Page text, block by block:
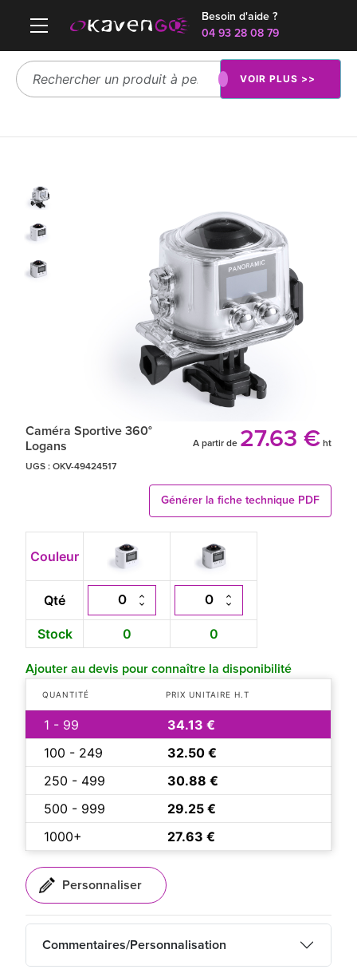
Besoin d'aide ?
04 93 28 08 79
VOIR PLUS >>
Caméra Sportive 360°
Logans
A partir de 27.63 € ht
UGS : OKV-49424517
Générer la fiche technique PDF
Couleur
Qté
Stock 0 0
Ajouter au devis pour connaître la disponibilité
QUANTITÉ PRIX UNITAIRE H.T
1 - 99
34.13 €
100 - 249
32.50 €
250 - 499
30.88 €
500 - 999
29.25 €
1000+
27.63 €
Commentaires/Personnalisation